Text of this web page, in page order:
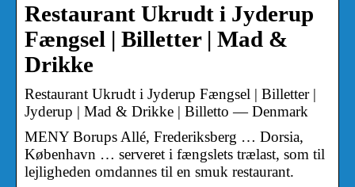
Restaurant Ukrudt i Jyderup
Fængsel | Billetter | Mad &
Drikke
Restaurant Ukrudt i Jyderup Fængsel | Billetter |
Jyderup | Mad & Drikke | Billetto — Denmark
MENY Borups Allé, Frederiksberg … Dorsia,
København … serveret i fængslets trælast, som til
lejligheden omdannes til en smuk restaurant.